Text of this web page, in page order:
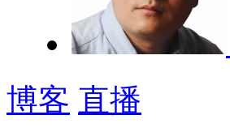
博客 直播